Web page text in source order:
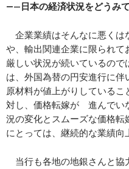
―—日本の経済状況をどうみ
企業業績はそんなに悪くは
や、輸出関連企業に限られて
厳しい状況が続いているの
は、外国為替の円安進行に
原材料が値上がりしている
対し、価格転嫁が 進んでい
況の変化とスムーズな価格転
にとっては、継続的な業績向
当行も各地の地銀さんと協